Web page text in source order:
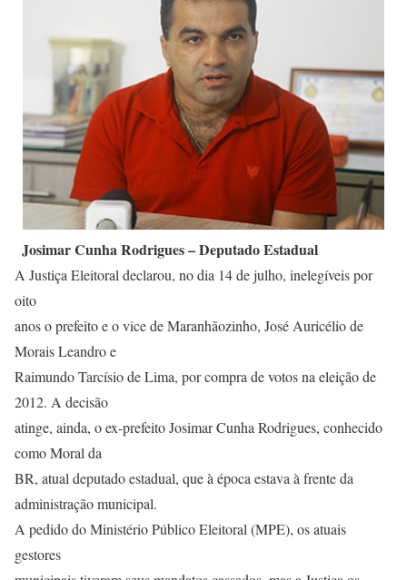
Josimar Cunha Rodrigues – Deputado Estadual
A Justiça Eleitoral declarou, no dia 14 de julho, inelegíveis por
oito
anos o prefeito e o vice de Maranhãozinho, José Auricélio de
Morais Leandro e
Raimundo Tarcísio de Lima, por compra de votos na eleição de
2012. A decisão
atinge, ainda, o ex-prefeito Josimar Cunha Rodrigues, conhecido
como Moral da
BR, atual deputado estadual, que à época estava à frente da
administração municipal.
A pedido do Ministério Público Eleitoral (MPE), os atuais
gestores